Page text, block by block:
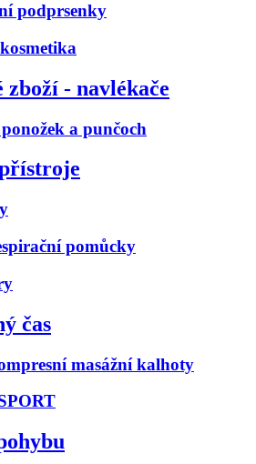
podprsenky
zboží - navlékače
a punčoch
pomůcky
čas
masážní kalhoty